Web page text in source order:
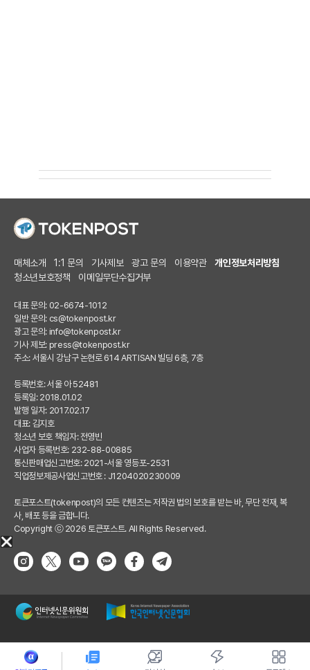
매체소개 1:1 문의 기사제보 광고 문의 이용약관
개인정보처리방침
청소년보호정책
이메일무단수집거부
대표 문의: 02-6674-1012
일반 문의: cs@tokenpost.kr
광고 문의: info@tokenpost.kr
기사 제보: press@tokenpost.kr
주소: 서울시 강남구 논현로 614 ARTISAN 빌딩 6층, 7층
등록번호: 서울 아 52481
등록일: 2018.01.02
발행 일자: 2017.02.17
대표: 김지호
청소년 보호 책임자: 전영빈
사업자 등록번호: 232-88-00885
통신판매업신고번호: 2021-서울 영등포-2531
직업정보제공사업신고번호 : J1204020230009
토큰포스트(tokenpost)의 모든 컨텐츠는 저작권 법의 보호를 받는 바, 무단 전재, 복
사, 배포 등을 금합니다.
Copyright ⓒ 2026 토큰포스트. All Rights Reserved.